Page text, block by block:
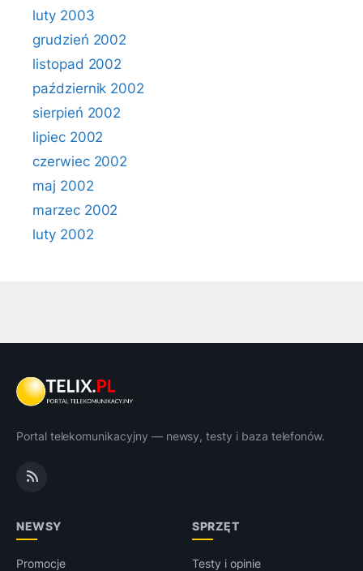
luty 2003
grudzień 2002
listopad 2002
październik 2002
sierpień 2002
lipiec 2002
czerwiec 2002
maj 2002
marzec 2002
luty 2002
Portal telekomunikacyjny — newsy, testy i baza telefonów.
NEWSY
Promocje
SPRZĘT
Testy i opinie